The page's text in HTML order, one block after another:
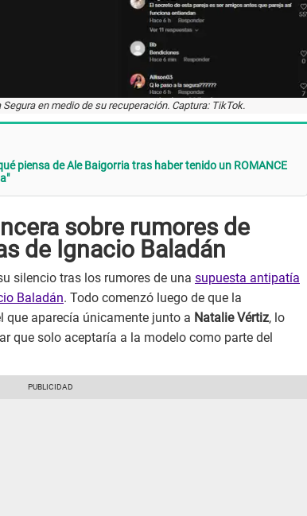
en medio de su recuperación. Captura: TikTok.
piensa de Ale Baigorria tras haber tenido un ROMANCE
sobre rumores de
de Ignacio Baladán
silencio tras los rumores de una supuesta antipatía
Baladán. Todo comenzó luego de que la
aparecía únicamente junto a Natalie Vértiz, lo
que solo aceptaría a la modelo como parte del